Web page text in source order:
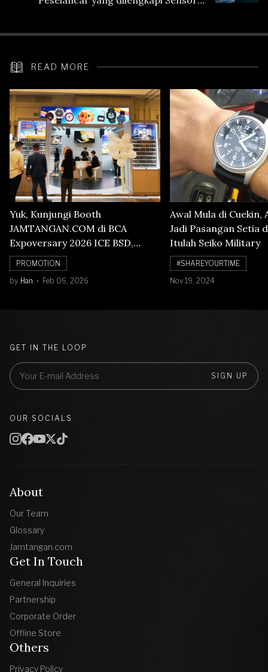
READ MORE
Yuk, Kunjungi Booth
JAMTANGAN.COM di BCA
Expoversary 2026 ICE BSD,
Banyak Diskon Jam Tangan,
Cuma Sampai 8 Februari!
PROMOTION
by Han Feb 06, 2026
Awal Mula di Cuekin,
Jadi Pasangan Setia
Itulah Seiko Military
#SHAREYOURTIME
Nov 19, 2024
About
Our Team
Glossary
Jamtangan.com
Get In Touch
General Inquiries
Partnership
Corporate Order
Offline Store
Others
Privacy Policy
GET IN THE LOOP
SIGN UP
OUR SOCIALS